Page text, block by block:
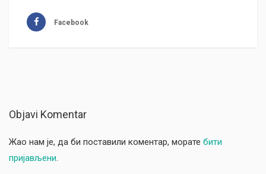
Facebook
Objavi Komentar
Жао нам је, да би поставили коментар, морате бити
пријављени.